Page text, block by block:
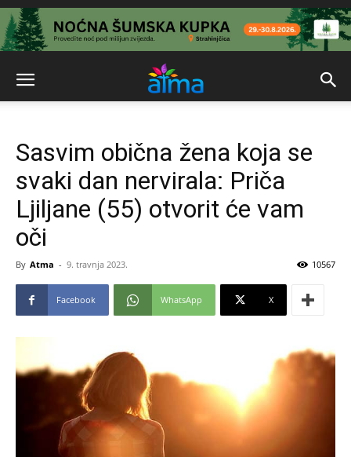
Sasvim obična žena koja se
svaki dan nervirala: Priča
Ljiljane (55) otvorit će vam
oči
By Atma - 9. travnja 2023. 10567
Facebook WhatsApp X